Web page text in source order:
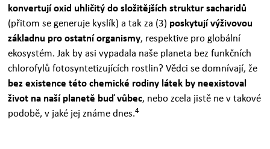
konvertují oxid uhličitý do složitějších struktur sacharidů
(přitom se generuje kyslík) a tak za (3) poskytují výživovou
základnu pro ostatní organismy, respektive pro globální
ekosystém. Jak by asi vypadala naše planeta bez funkčních
chlorofylů fotosyntetizujících rostlin? Vědci se domnívají, že
bez existence této chemické rodiny látek by neexistoval
život na naší planetě buď vůbec, nebo zcela jistě ne v takové
podobě, v jaké jej známe dnes.4